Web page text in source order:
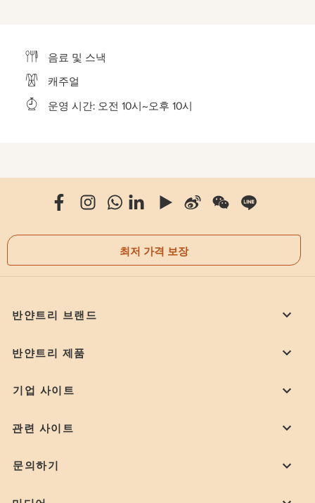
음료 및 스낵
캐주얼
운영 시간: 오전 10시~오후 10시
최저 가격 보장
반얀트리 브랜드
반얀트리 제품
기업 사이트
관련 사이트
문의하기